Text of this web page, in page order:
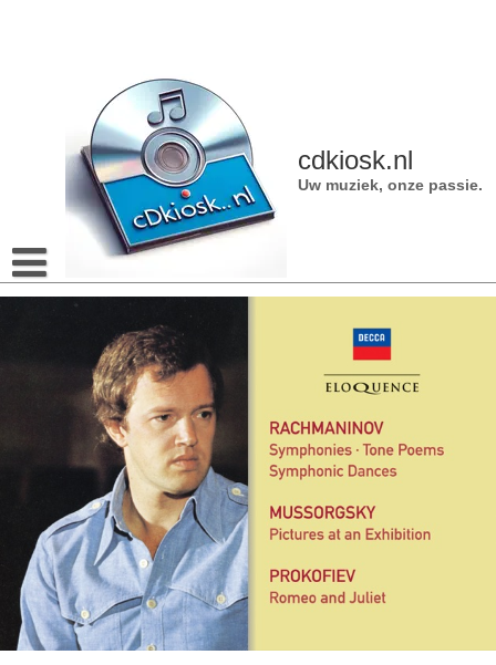
cdkiosk.nl
Uw muziek, onze passie.